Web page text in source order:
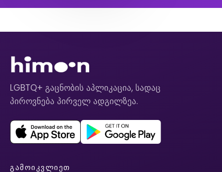
LGBTQ+ გაცნობის აპლიკაცია, სადაც
პიროვნება პირველ ადგილზეა.
ᲒᲐᲛᲝᲘᲙᲕᲚᲘᲔᲗ